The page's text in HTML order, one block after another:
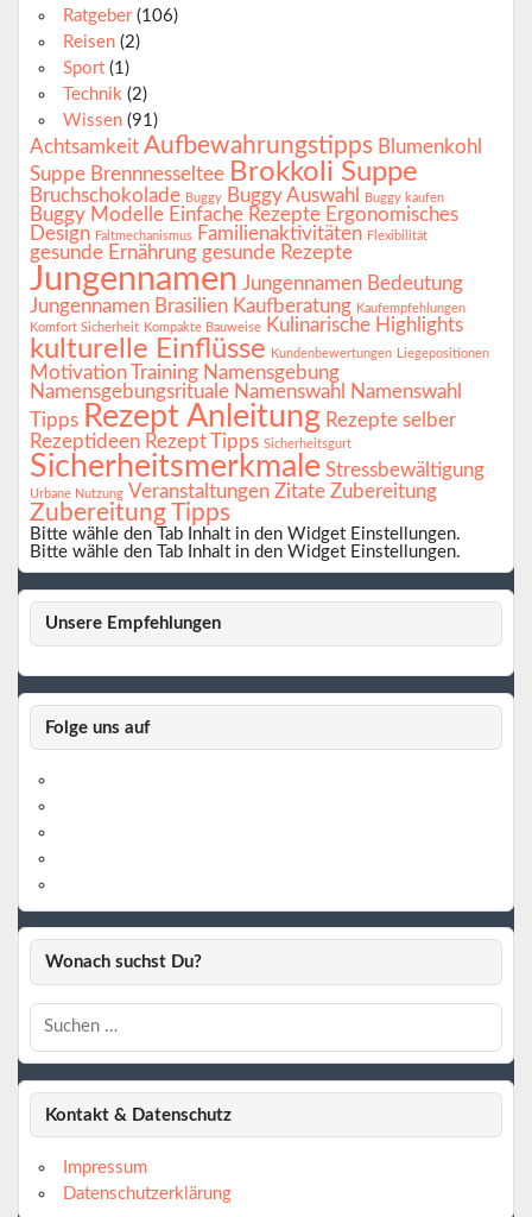
Ratgeber(106)
Reisen (2)
Sport (1)
Technik (2)
Wissen (91)
Achtsamkeit Aufbewahrungstipps Blumenkohl
Suppe Brennnesseltee Brokkoli Suppe
Bruchschokolade Buggy Buggy Auswahl Buggy kaufen
Buggy Modelle Einfache Rezepte Ergonomisches
Design Faltmechanismus Familienaktivitäten Flexibilität
gesunde Ernährung gesunde Rezepte
Jungennamen Jungennamen Bedeutung
Jungennamen Brasilien Kaufberatung Kaufempfehlungen
Komfort Sicherheit Kompakte Bauweise Kulinarische Highlights
kulturelle Einflüsse Kundenbewertungen Liegepositionen
Motivation Training Namensgebung
Namensgebungsrituale Namenswahl
Namenswahl
Tipps Rezept Anleitung Rezepte selber
Rezeptideen Rezept Tipps Sicherheitsgurt
Sicherheitsmerkmale Stressbewältigung
Urbane Nutzung Veranstaltungen Zitate Zubereitung
Zubereitung Tipps
Bitte wähle den Tab Inhalt in den Widget Einstellungen.
Bitte wähle den Tab Inhalt in den Widget Einstellungen.
Unsere Empfehlungen
Folge uns auf
Wonach suchst Du?
Kontakt & Datenschutz
Impressum
Datenschutzerklärung